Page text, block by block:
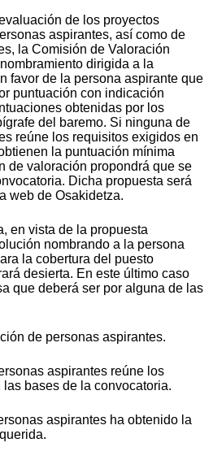
de los proyectos
aspirantes, así como de
la Comisión de Valoración
dirigida a la
favor de la persona aspirante que
puntuación con indicación
obtenidas por los
del baremo. Si ninguna de
reúne los requisitos exigidos en
la puntuación mínima
de valoración propondrá que se
Dicha propuesta será
web de Osakidetza.
en vista de la propuesta
nombrando a la persona
la cobertura del puesto
desierta. En este último caso
que deberá ser por alguna de las
de personas aspirantes.
aspirantes reúne los
bases de la convocatoria.
aspirantes ha obtenido la